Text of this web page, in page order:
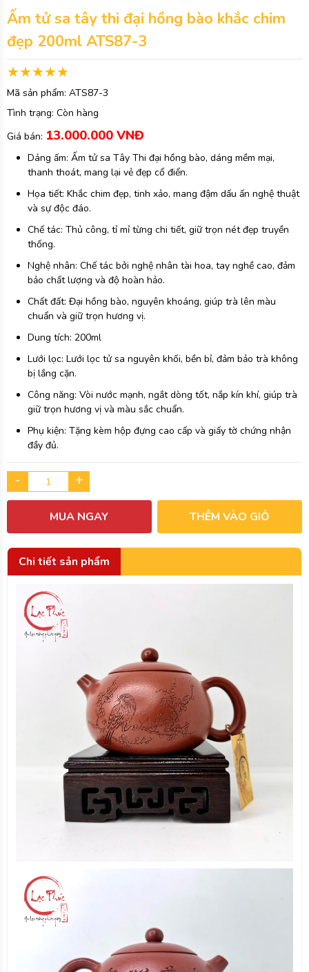
Ấm tử sa tây thi đại hồng bào khắc chim
đẹp 200ml ATS87-3
Mã sản phẩm: ATS87-3
Tình trạng: Còn hàng
Giá bán: 13.000.000 VNĐ
Dáng ấm: Ấm tử sa Tây Thi đại hồng bào, dáng mềm mại,
thanh thoát, mang lại vẻ đẹp cổ điển.
Họa tiết: Khắc chim đẹp, tinh xảo, mang đậm dấu ấn nghệ thuật
và sự độc đáo.
Chế tác: Thủ công, tỉ mỉ từng chi tiết, giữ trọn nét đẹp truyền
thống.
Nghệ nhân: Chế tác bởi nghệ nhân tài hoa, tay nghề cao, đảm
bảo chất lượng và độ hoàn hảo.
Chất đất: Đại hồng bào, nguyên khoáng, giúp trà lên màu
chuẩn và giữ trọn hương vị.
Dung tích: 200ml
Lưới lọc: Lưới lọc tử sa nguyên khối, bền bỉ, đảm bảo trà không
bị lắng cặn.
Công năng: Vòi nước mạnh, ngắt dòng tốt, nắp kín khí, giúp trà
giữ trọn hương vị và màu sắc chuẩn.
Phụ kiện: Tặng kèm hộp đựng cao cấp và giấy tờ chứng nhận
đầy đủ.
- +
MUA NGAY THÊM VÀO GIỎ
Chi tiết sản phẩm